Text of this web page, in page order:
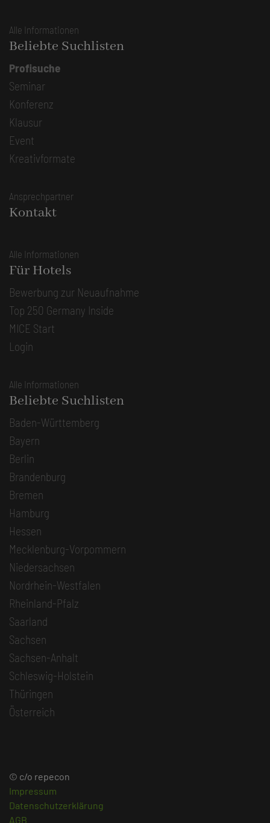
Alle Informationen
Beliebte Suchlisten
Profisuche
Seminar
Konferenz
Klausur
Event
Kreativformate
Ansprechpartner
Kontakt
Alle Informationen
Für Hotels
Bewerbung zur Neuaufnahme
Top 250 Germany Inside
MICE Start
Login
Alle Informationen
Beliebte Suchlisten
Baden-Württemberg
Bayern
Berlin
Brandenburg
Bremen
Hamburg
Hessen
Mecklenburg-Vorpommern
Niedersachsen
Nordrhein-Westfalen
Rheinland-Pfalz
Saarland
Sachsen
Sachsen-Anhalt
Schleswig-Holstein
Thüringen
Österreich
© c/o repecon
Impressum
Datenschutzerklärung
AGB